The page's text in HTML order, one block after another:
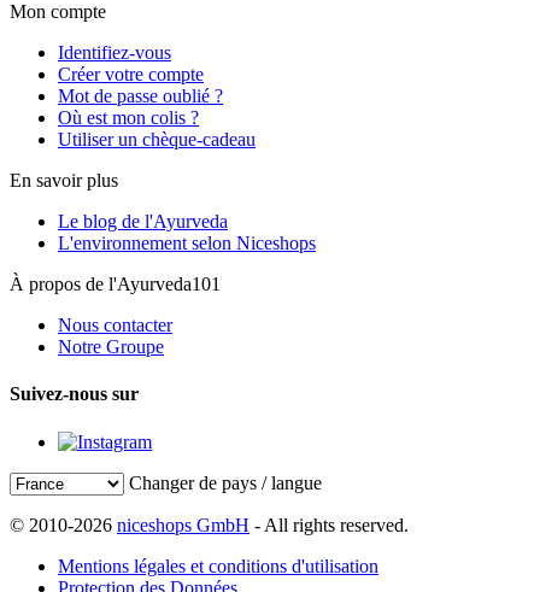
Mon compte
Identifiez-vous
Créer votre compte
Mot de passe oublié ?
Où est mon colis ?
Utiliser un chèque-cadeau
En savoir plus
Le blog de l'Ayurveda
L'environnement selon Niceshops
À propos de l'Ayurveda101
Nous contacter
Notre Groupe
Suivez-nous sur
Changer de pays / langue
© 2010-2026 niceshops GmbH - All rights reserved.
Mentions légales et conditions d'utilisation
Protection des Données